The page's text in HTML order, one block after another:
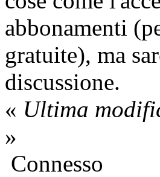
abbonamenti
gratuite), ma
discussione.
« Ultima
»
Connesso